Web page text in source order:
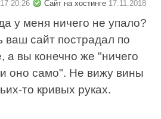
20:26 Сайт на хостинге 17.11.2018
у меня ничего не упало?
ваш сайт пострадал по
а вы конечно же "ничего
и оно само". Не вижу вины
то кривых руках.